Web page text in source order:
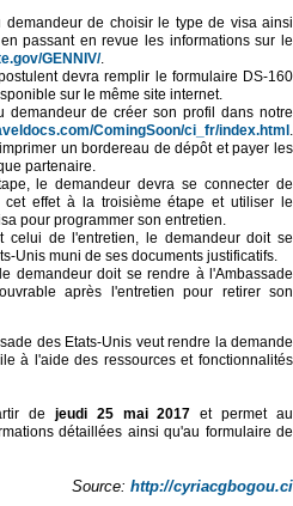
demandeur de choisir le type de visa ainsi
passant en revue les informations sur le
GENNIV/.
devra remplir le formulaire DS-160
sur le même site internet.
demandeur de créer son profil dans notre
ComingSoon/ci_fr/index.html .
un bordereau de dépôt et payer les
partenaire.
le demandeur devra se connecter de
effet à la troisième étape et utiliser le
pour programmer son entretien.
celui de l'entretien, le demandeur doit se
Unis muni de ses documents justificatifs.
demandeur doit se rendre à l'Ambassade
après l'entretien pour retirer son
des Etats-Unis veut rendre la demande
à l'aide des ressources et fonctionnalités
de jeudi 25 mai 2017 et permet au
détaillées ainsi qu'au formulaire de
Source: http://cyriacgbogou.ci